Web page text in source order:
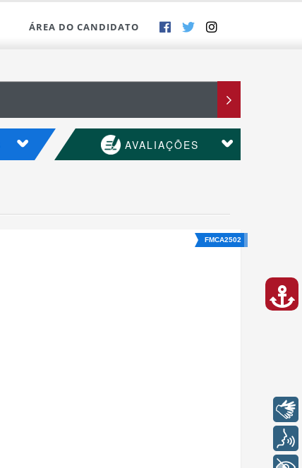
ÁREA DO CANDIDATO
AVALIAÇÕES
FMCA2502